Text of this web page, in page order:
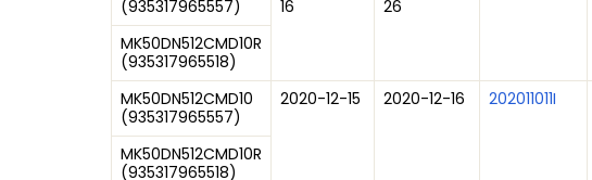
(935317965557)
16
26
MK50DN512CMD10R
(935317965518)
MK50DN512CMD10
(935317965557)
2020-12-15 2020-12-16 202011011I
MK50DN512CMD10R
(935317965518)